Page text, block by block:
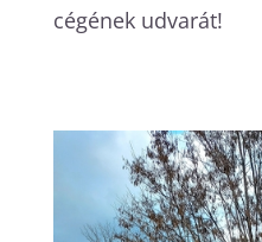
cégének udvarát!